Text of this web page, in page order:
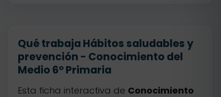
Qué trabaja Hábitos saludables y
prevención - Conocimiento del
Medio 6º Primaria
Esta ficha interactiva de Conocimiento